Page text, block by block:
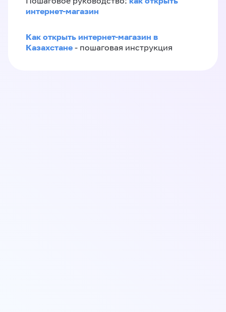
интернет-магазин
Как открыть интернет-магазин в
Казахстане - пошаговая инструкция